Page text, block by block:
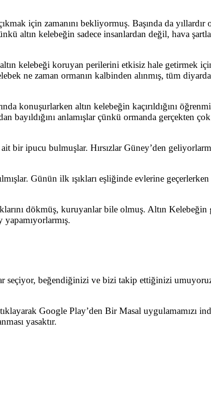
için zamanını bekliyormuş. Başında da
altın kelebeğin sadece insanlardan değil, hava
kelebeği koruyan perilerini etkisiz hale getirmek
ne zaman ormanın kalbinden alınmış, tüm
konuşurlarken altın kelebeğin kaçırıldığını
bayıldığını anlamışlar çünkü ormanda gerçekten
bir ipucu bulmuşlar. Hırsızlar Güney’den
Günün ilk ışıkları eşliğinde evlerine
dökmüş, kuruyanlar bile olmuş. Altın
beğendiğinizi ve bizi takip ettiğinizi
Google Play’den Bir Masal uygulamamızı
yasaktır.